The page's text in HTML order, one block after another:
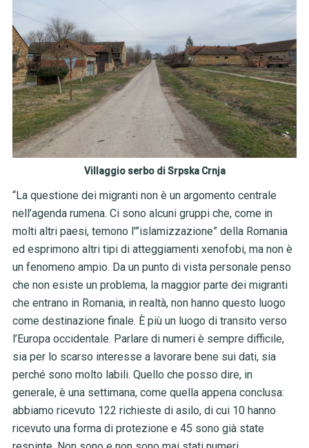
Villaggio serbo di Srpska Crnja
“La questione dei migranti non è un argomento centrale
nell’agenda rumena. Ci sono alcuni gruppi che, come in
molti altri paesi, temono l'”islamizzazione” della Romania
ed esprimono altri tipi di atteggiamenti xenofobi, ma non è
un fenomeno ampio. Da un punto di vista personale penso
che non esiste un problema, la maggior parte dei migranti
che entrano in Romania, in realtà, non hanno questo luogo
come destinazione finale. È più un luogo di transito verso
l’Europa occidentale. Parlare di numeri è sempre difficile,
sia per lo scarso interesse a lavorare bene sui dati, sia
perché sono molto labili. Quello che posso dire, in
generale, è una settimana, come quella appena conclusa:
abbiamo ricevuto 122 richieste di asilo, di cui 10 hanno
ricevuto una forma di protezione e 45 sono già state